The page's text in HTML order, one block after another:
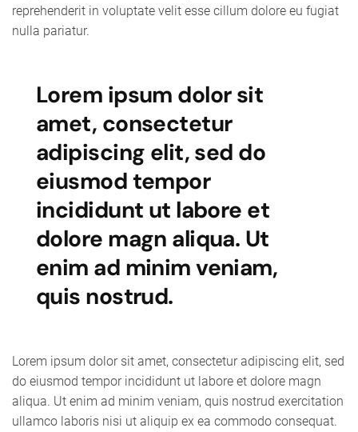
reprehenderit in voluptate velit esse cillum dolore eu fugiat
nulla pariatur.
Lorem ipsum dolor sit
amet, consectetur
adipiscing elit, sed do
eiusmod tempor
incididunt ut labore et
dolore magn aliqua. Ut
enim ad minim veniam,
quis nostrud.
Lorem ipsum dolor sit amet, consectetur adipiscing elit, sed
do eiusmod tempor incididunt ut labore et dolore magn
aliqua. Ut enim ad minim veniam, quis nostrud exercitation
ullamco laboris nisi ut aliquip ex ea commodo consequat.